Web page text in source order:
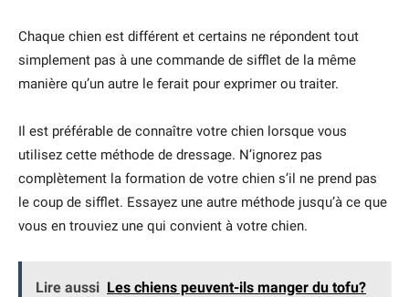
Chaque chien est différent et certains ne répondent tout
simplement pas à une commande de sifflet de la même
manière qu’un autre le ferait pour exprimer ou traiter.
Il est préférable de connaître votre chien lorsque vous
utilisez cette méthode de dressage. N’ignorez pas
complètement la formation de votre chien s’il ne prend pas
le coup de sifflet. Essayez une autre méthode jusqu’à ce que
vous en trouviez une qui convient à votre chien.
Lire aussi Les chiens peuvent-ils manger du tofu?